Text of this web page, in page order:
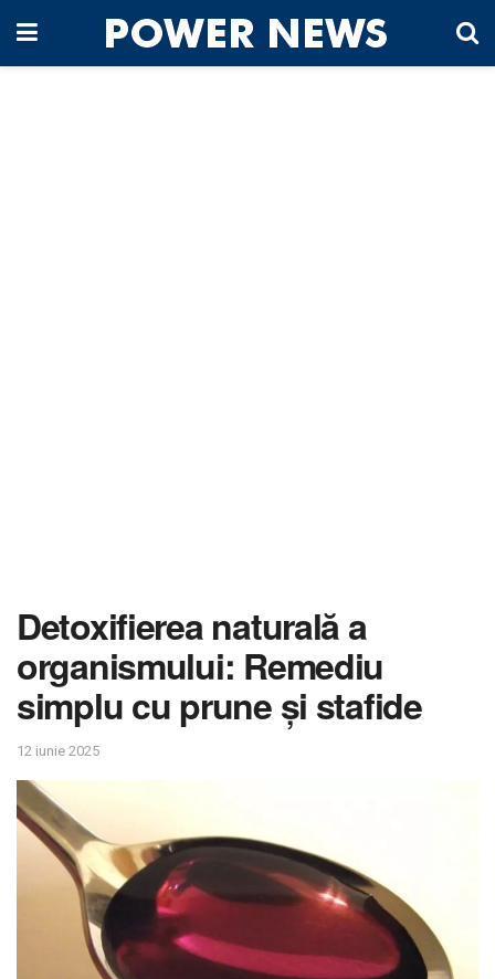
Detoxifierea naturală a
organismului: Remediu
simplu cu prune și stafide
12 iunie 2025